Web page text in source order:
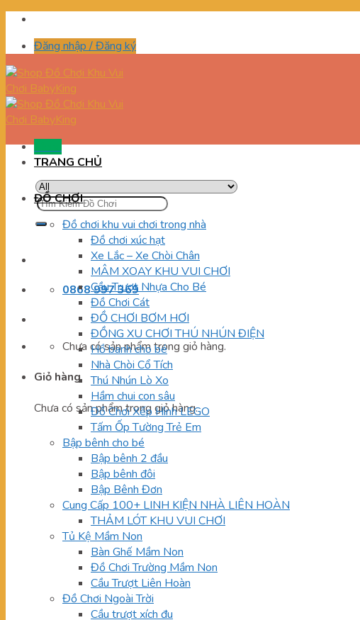
Skip
contentĐăng nhập / Đăng ký
Tìm
kiếm:
0868 997 369
Chưa có sản phẩm trong giỏ hàng.
Giỏ hàng
Chưa có sản phẩm trong giỏ hàng.
TRANG CHỦ
ĐỒ CHƠI
Đồ chơi khu vui chơi trong nhà
Đồ chơi xúc hạt
Xe Lắc – Xe Chòi Chân
MÂM XOAY KHU VUI CHƠI
Cầu Trượt Nhựa Cho Bé
Đồ Chơi Cát
ĐỒ CHƠI BƠM HƠI
ĐỒNG XU CHƠI THÚ NHÚN ĐIỆN
Hồ banh cho bé
Nhà Chòi Cổ Tích
Thú Nhún Lò Xo
Hầm chui con sâu
Đồ Chơi Xếp Hình LEGO
Tấm Ốp Tường Trẻ Em
Bập bênh cho bé
Bập bênh 2 đầu
Bập bênh đôi
Bập Bênh Đơn
Cung Cấp 100+ LINH KIỆN NHÀ LIÊN HOÀN
THẢM LÓT KHU VUI CHƠI
Tủ Kệ Mầm Non
Bàn Ghế Mầm Non
Đồ Chơi Trường Mầm Non
Cầu Trượt Liên Hoàn
Đồ Chơi Ngoài Trời
Cầu trượt xích đu